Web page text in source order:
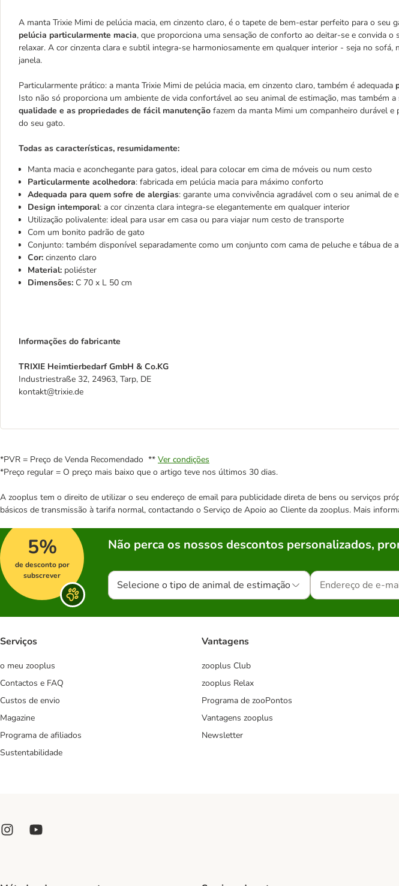
A manta Trixie Mimi de pelúcia macia, em cinzento claro, é o tapete de bem-estar perfeito para o seu
pelúcia particularmente macia, que proporciona uma sensação de conforto ao deitar-se e convida o
relaxar. A cor cinzenta clara e subtil integra-se harmoniosamente em qualquer interior - seja no sofá,
janela.
Particularmente prático: a manta Trixie Mimi de pelúcia macia, em cinzento claro, também é adequada
Isto não só proporciona um ambiente de vida confortável ao seu animal de estimação, mas também a
qualidade e as propriedades de fácil manutenção fazem da manta Mimi um companheiro durável e
do seu gato.
Todas as características, resumidamente:
Manta macia e aconchegante para gatos, ideal para colocar em cima de móveis ou num cesto
Particularmente acolhedora: fabricada em pelúcia macia para máximo conforto
Adequada para quem sofre de alergias: garante uma convivência agradável com o seu animal de
Design intemporal: a cor cinzenta clara integra-se elegantemente em qualquer interior
Utilização polivalente: ideal para usar em casa ou para viajar num cesto de transporte
Com um bonito padrão de gato
Conjunto: também disponível separadamente como um conjunto com cama de peluche e tábua de
Cor: cinzento claro
Material: poliéster
Dimensões: C 70 x L 50 cm
Informações do fabricante
TRIXIE Heimtierbedarf GmbH & Co.KG
Industriestraße 32, 24963, Tarp, DE
kontakt@trixie.de
*PVR = Preço de Venda Recomendado ** Ver condições
*Preço regular = O preço mais baixo que o artigo teve nos últimos 30 dias.
A zooplus tem o direito de utilizar o seu endereço de email para publicidade direta de bens ou serviços
básicos de transmissão à tarifa normal, contactando o Serviço de Apoio ao Cliente da zooplus. Mais
5%
de desconto por
subscrever
Não perca os nossos descontos personalizados,
Selecione o tipo de animal de estimação
Serviços
o meu zooplus
Contactos e FAQ
Custos de envio
Magazine
Programa de afiliados
Sustentabilidade
Vantagens
zooplus Club
zooplus Relax
Programa de zooPontos
Vantagens zooplus
Newsletter